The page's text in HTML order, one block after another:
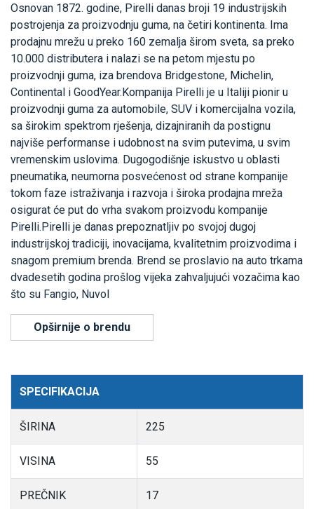
Osnovan 1872. godine, Pirelli danas broji 19 industrijskih
postrojenja za proizvodnju guma, na četiri kontinenta. Ima
prodajnu mrežu u preko 160 zemalja širom sveta, sa preko
10.000 distributera i nalazi se na petom mjestu po
proizvodnji guma, iza brendova Bridgestone, Michelin,
Continental i GoodYear.Kompanija Pirelli je u Italiji pionir u
proizvodnji guma za automobile, SUV i komercijalna vozila,
sa širokim spektrom rješenja, dizajniranih da postignu
najviše performanse i udobnost na svim putevima, u svim
vremenskim uslovima. Dugogodišnje iskustvo u oblasti
pneumatika, neumorna posvećenost od strane kompanije
tokom faze istraživanja i razvoja i široka prodajna mreža
osigurat će put do vrha svakom proizvodu kompanije
Pirelli.Pirelli je danas prepoznatljiv po svojoj dugoj
industrijskoj tradiciji, inovacijama, kvalitetnim proizvodima i
snagom premium brenda. Brend se proslavio na auto trkama
dvadesetih godina prošlog vijeka zahvaljujući vozačima kao
što su Fangio, Nuvol
Opširnije o brendu
SPECIFIKACIJA
ŠIRINA 225
VISINA 55
PREČNIK 17